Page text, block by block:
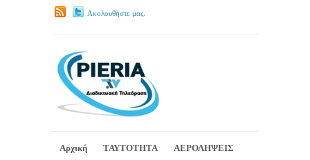
Ακολουθήστε μας.
Αρχική ΤΑΥΤΟΤΗΤΑ
ΑΕΡΟΛΗΨΕΙΣ